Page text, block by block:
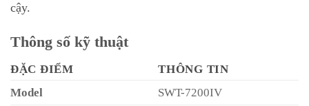
cậy.
Thông số kỹ thuật
ĐẶC ĐIỂM
THÔNG TIN
Model
SWT-7200IV